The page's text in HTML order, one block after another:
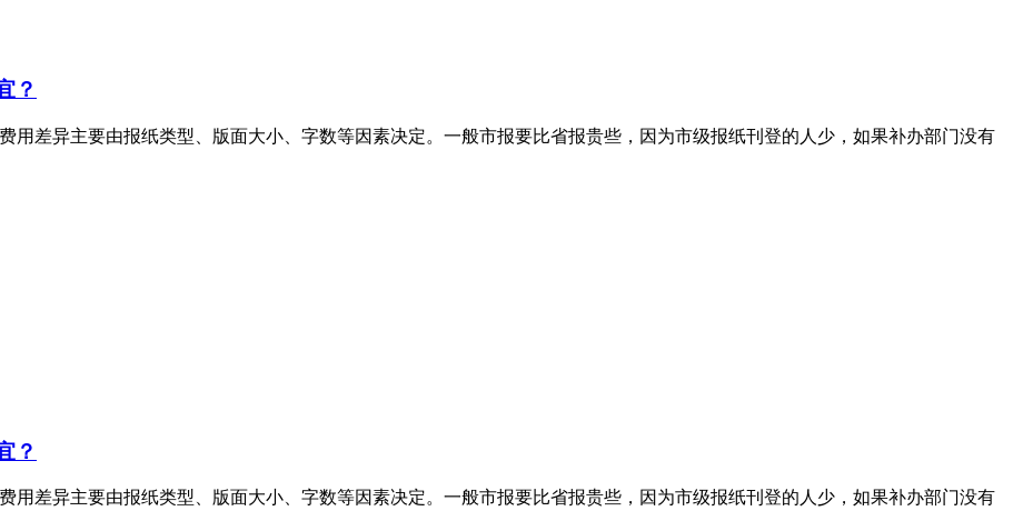
？
用差异主要由报纸类型、版面大小、字数等因素决定。一般市报要比省报贵些，因为市级报纸刊登的人少，如果补办部门没有
？
用差异主要由报纸类型、版面大小、字数等因素决定。一般市报要比省报贵些，因为市级报纸刊登的人少，如果补办部门没有